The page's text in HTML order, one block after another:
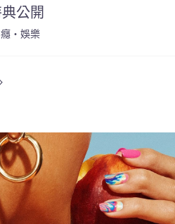
公開
癮・娛樂